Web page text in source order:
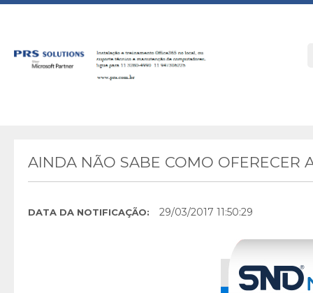
AINDA NÃO SABE COMO OFERECER
DATA DA NOTIFICAÇÃO: 29/03/2017 11:50:29